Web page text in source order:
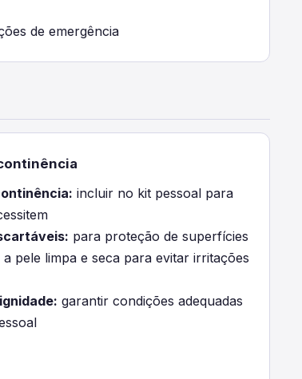
de emergência
incluir no kit pessoal para
para proteção de superfícies
a pele limpa e seca para evitar irritações
garantir condições adequadas